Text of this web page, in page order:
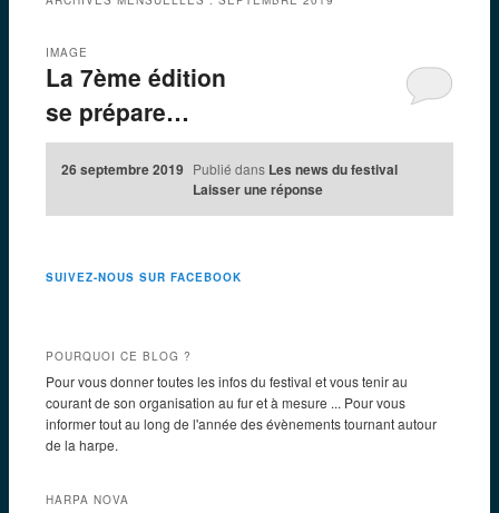
La 7ème édition
se prépare…
IMAGE
26 septembre 2019 Publié dans Les news du festival
Laisser une réponse
SUIVEZ-NOUS SUR FACEBOOK
POURQUOI CE BLOG ?
Pour vous donner toutes les infos du festival et vous tenir au
courant de son organisation au fur et à mesure ... Pour vous
informer tout au long de l'année des évènements tournant autour
de la harpe.
HARPA NOVA